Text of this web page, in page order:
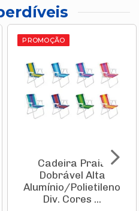
PROMOÇÃO
Cadeira Praia
Dobrável Alta
Alumínio/Polietileno
Div. Cores ...